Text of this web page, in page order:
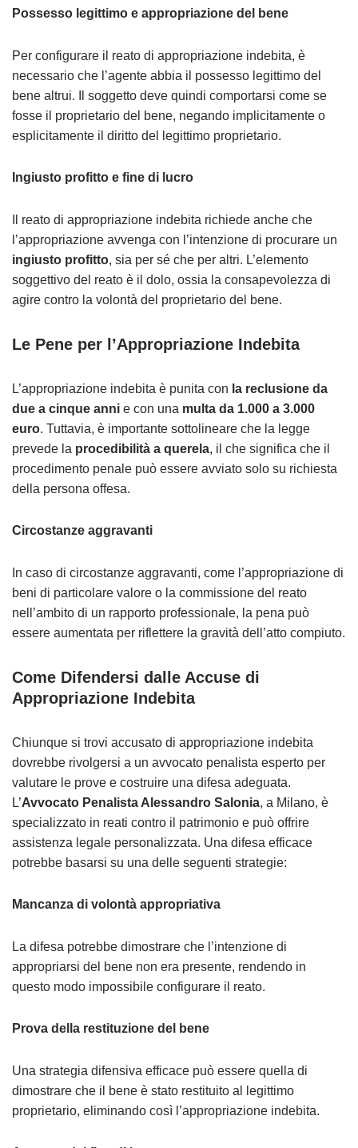
Possesso legittimo e appropriazione del bene
Per configurare il reato di appropriazione indebita, è
necessario che l’agente abbia il possesso legittimo del
bene altrui. Il soggetto deve quindi comportarsi come se
fosse il proprietario del bene, negando implicitamente o
esplicitamente il diritto del legittimo proprietario.
Ingiusto profitto e fine di lucro
Il reato di appropriazione indebita richiede anche che
l’appropriazione avvenga con l’intenzione di procurare un
ingiusto profitto, sia per sé che per altri. L’elemento
soggettivo del reato è il dolo, ossia la consapevolezza di
agire contro la volontà del proprietario del bene.
Le Pene per l’Appropriazione Indebita
L’appropriazione indebita è punita con la reclusione da
due a cinque anni e con una multa da 1.000 a 3.000
euro. Tuttavia, è importante sottolineare che la legge
prevede la procedibilità a querela, il che significa che il
procedimento penale può essere avviato solo su richiesta
della persona offesa.
Circostanze aggravanti
In caso di circostanze aggravanti, come l’appropriazione di
beni di particolare valore o la commissione del reato
nell’ambito di un rapporto professionale, la pena può
essere aumentata per riflettere la gravità dell’atto compiuto.
Come Difendersi dalle Accuse di
Appropriazione Indebita
Chiunque si trovi accusato di appropriazione indebita
dovrebbe rivolgersi a un avvocato penalista esperto per
valutare le prove e costruire una difesa adeguata.
L’Avvocato Penalista Alessandro Salonia, a Milano, è
specializzato in reati contro il patrimonio e può offrire
assistenza legale personalizzata. Una difesa efficace
potrebbe basarsi su una delle seguenti strategie:
Mancanza di volontà appropriativa
La difesa potrebbe dimostrare che l’intenzione di
appropriarsi del bene non era presente, rendendo in
questo modo impossibile configurare il reato.
Prova della restituzione del bene
Una strategia difensiva efficace può essere quella di
dimostrare che il bene è stato restituito al legittimo
proprietario, eliminando così l’appropriazione indebita.